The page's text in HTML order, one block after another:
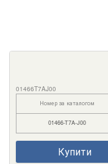
01466T7AJ00
Номер за каталогом
01466-T7A-J00
Купити